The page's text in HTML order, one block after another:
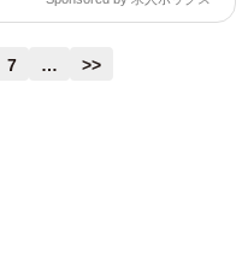
7 … >>